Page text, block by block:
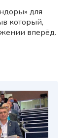
для
который,
вперёд.